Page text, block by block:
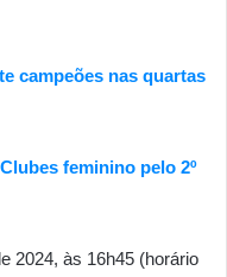
campeões nas quartas
feminino pelo 2º
2024, às 16h45 (horário